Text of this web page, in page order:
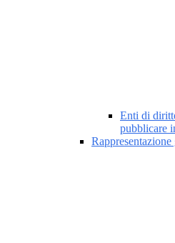
Enti di
pubblicare
Rappresentazione